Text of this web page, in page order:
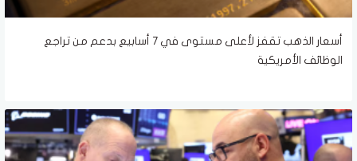
أسعار الذهب تقفز لأعلى مستوى في 7 أسابيع بدعم من تراجع
الوظائف الأمريكية